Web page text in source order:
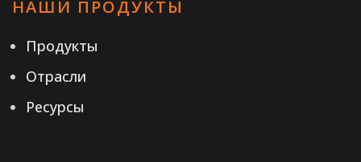
НАШИ ПРОДУКТЫ
Продукты
Отрасли
Ресурсы